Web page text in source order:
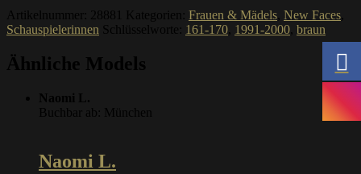
Artikelnummer: 28881 Kategorien: Frauen & Mädels New Faces
Schauspielerinnen Schlüsselworte: 161-170 1991-2000 braun
Ähnliche Models
Naomi L.
Buchbar ab: München
Naomi L.